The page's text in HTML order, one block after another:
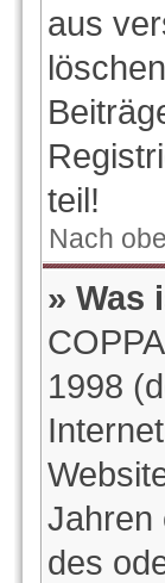
aus
teil!
Nach
» Was
1998
Jahren
des